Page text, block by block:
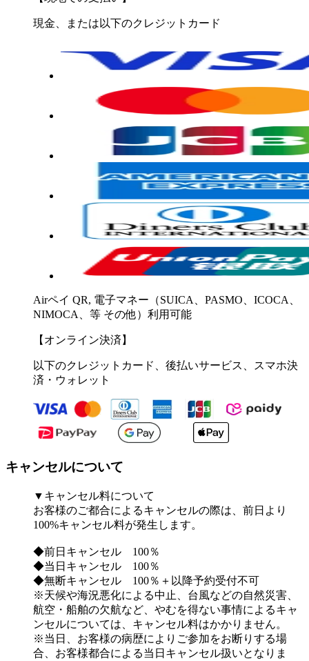
現金、または以下のクレジットカード
Airペイ QR, 電子マネー（SUICA、PASMO、ICOCA、
NIMOCA、等 その他）利用可能
【オンライン決済】
以下のクレジットカード、後払いサービス、スマホ決
済・ウォレット
キャンセルについて
▼キャンセル料について
お客様のご都合によるキャンセルの際は、前日より
100%キャンセル料が発生します。
◆前日キャンセル 100％
◆当日キャンセル 100％
◆無断キャンセル 100％＋以降予約受付不可
※天候や海況悪化による中止、台風などの自然災害、
航空・船舶の欠航など、やむを得ない事情によるキャ
ンセルについては、キャンセル料はかかりません。
※当日、お客様の病歴によりご参加をお断りする場
合、お客様都合による当日キャンセル扱いとなりま